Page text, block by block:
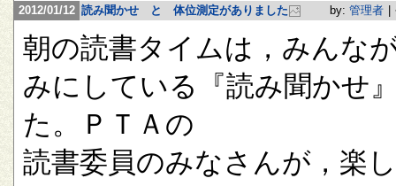
2012/01/12 読み聞かせ と 体位測定がありました by: 管理者
朝の読書タイムは，みんな
みにしている『読み聞かせ
た。ＰＴＡの
読書委員のみなさんが，楽